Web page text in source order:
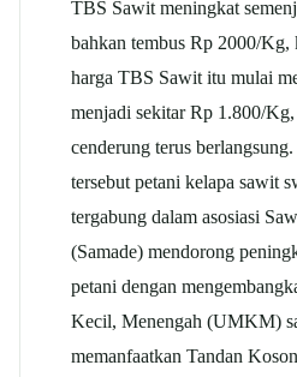
TBS Sawit meningkat
bahkan tembus Rp 2000/
harga TBS Sawit itu mulai
menjadi sekitar Rp 1.800/
cenderung terus
tersebut petani kelapa sawit
tergabung dalam asosiasi
(Samade) mendorong
petani dengan
Kecil, Menengah (UMKM)
memanfaatkan Tandan